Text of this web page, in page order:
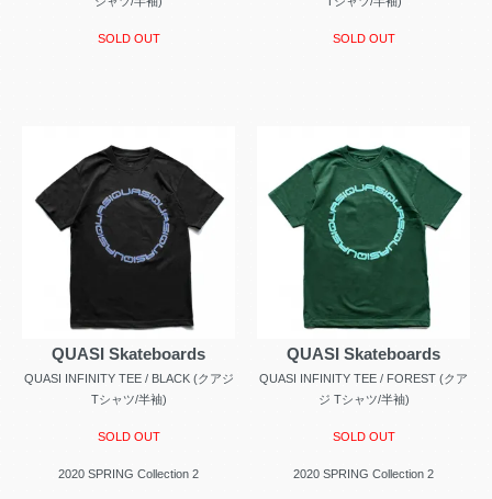
SOLD OUT SOLD OUT
QUASI Skateboards
QUASI INFINITY TEE / BLACK (クアジ
Tシャツ/半袖)
SOLD OUT
2020 SPRING Collection 2
QUASI Skateboards
QUASI INFINITY TEE / FOREST (クア
ジ Tシャツ/半袖)
SOLD OUT
2020 SPRING Collection 2